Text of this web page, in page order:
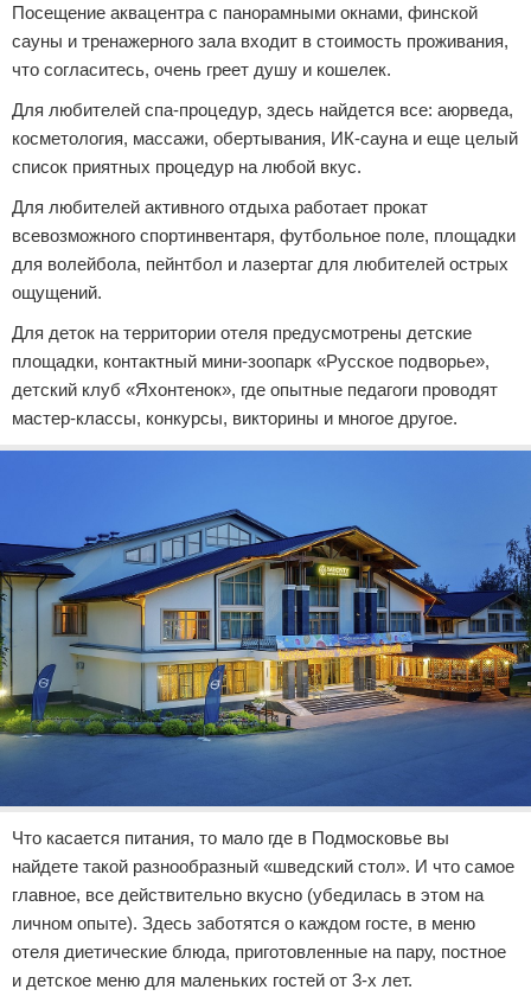
Посещение аквацентра с панорамными окнами, финской
сауны и тренажерного зала входит в стоимость проживания,
что согласитесь, очень греет душу и кошелек.
Для любителей спа-процедур, здесь найдется все: аюрведа,
косметология, массажи, обертывания, ИК-сауна и еще целый
список приятных процедур на любой вкус.
Для любителей активного отдыха работает прокат
всевозможного спортинвентаря, футбольное поле, площадки
для волейбола, пейнтбол и лазертаг для любителей острых
ощущений.
Для деток на территории отеля предусмотрены детские
площадки, контактный мини-зоопарк «Русское подворье»,
детский клуб «Яхонтенок», где опытные педагоги проводят
мастер-классы, конкурсы, викторины и многое другое.
Что касается питания, то мало где в Подмосковье вы
найдете такой разнообразный «шведский стол». И что самое
главное, все действительно вкусно (убедилась в этом на
личном опыте). Здесь заботятся о каждом госте, в меню
отеля диетические блюда, приготовленные на пару, постное
и детское меню для маленьких гостей от 3-х лет.